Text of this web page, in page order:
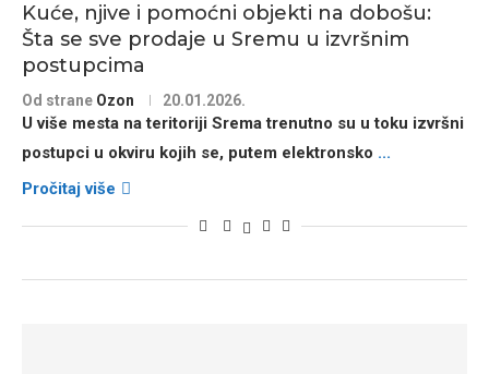
Kuće, njive i pomoćni objekti na dobošu:
Šta se sve prodaje u Sremu u izvršnim
postupcima
Od strane Ozon 20.01.2026.
U više mesta na teritoriji Srematrenutno su u toku izvršni
postupci u okviru kojih se, putem elektronsko ...
Pročitaj više